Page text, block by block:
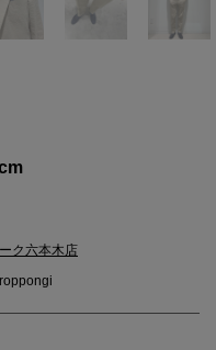
ク六本木店